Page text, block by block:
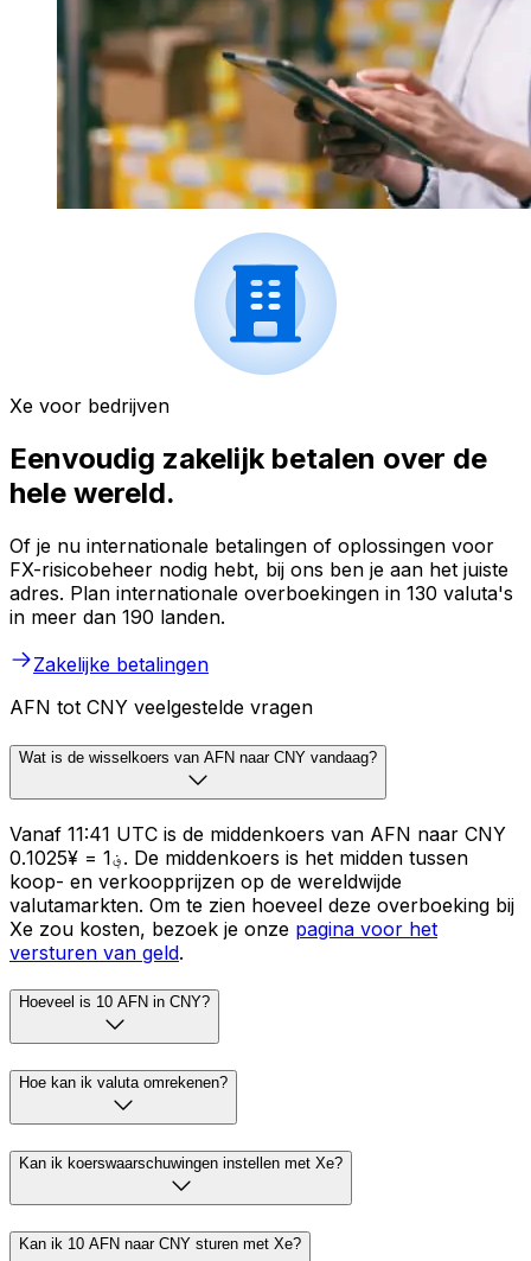
Xe voor bedrijven
Eenvoudig zakelijk betalen over de
hele wereld.
Of je nu internationale betalingen of oplossingen voor
FX-risicobeheer nodig hebt, bij ons ben je aan het juiste
adres. Plan internationale overboekingen in 130 valuta's
in meer dan 190 landen.
Zakelijke betalingen
AFN tot CNY veelgestelde vragen
Wat is de wisselkoers van AFN naar CNY vandaag?
Vanaf 11:41 UTC is de middenkoers van AFN naar CNY
؋1 = ¥0.1025. De middenkoers is het midden tussen
koop- en verkoopprijzen op de wereldwijde
valutamarkten. Om te zien hoeveel deze overboeking bij
Xe zou kosten, bezoek je onze pagina voor het
versturen van geld.
Hoeveel is 10 AFN in CNY?
Hoe kan ik valuta omrekenen?
Kan ik koerswaarschuwingen instellen met Xe?
Kan ik 10 AFN naar CNY sturen met Xe?